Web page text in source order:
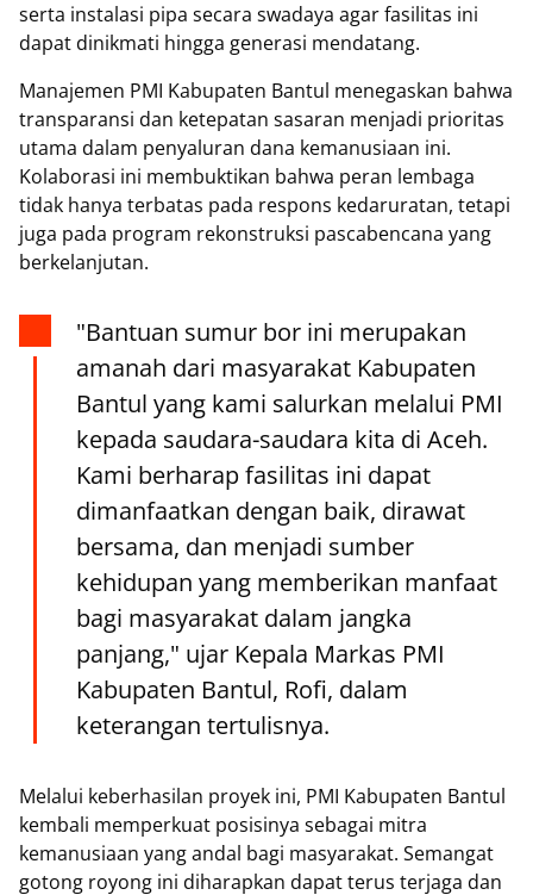
serta instalasi pipa secara swadaya agar fasilitas ini
dapat dinikmati hingga generasi mendatang.
Manajemen PMI Kabupaten Bantul menegaskan bahwa
transparansi dan ketepatan sasaran menjadi prioritas
utama dalam penyaluran dana kemanusiaan ini.
Kolaborasi ini membuktikan bahwa peran lembaga
tidak hanya terbatas pada respons kedaruratan, tetapi
juga pada program rekonstruksi pascabencana yang
berkelanjutan.
"Bantuan sumur bor ini merupakan
amanah dari masyarakat Kabupaten
Bantul yang kami salurkan melalui PMI
kepada saudara-saudara kita di Aceh.
Kami berharap fasilitas ini dapat
dimanfaatkan dengan baik, dirawat
bersama, dan menjadi sumber
kehidupan yang memberikan manfaat
bagi masyarakat dalam jangka
panjang," ujar Kepala Markas PMI
Kabupaten Bantul, Rofi, dalam
keterangan tertulisnya.
Melalui keberhasilan proyek ini, PMI Kabupaten Bantul
kembali memperkuat posisinya sebagai mitra
kemanusiaan yang andal bagi masyarakat. Semangat
gotong royong ini diharapkan dapat terus terjaga dan